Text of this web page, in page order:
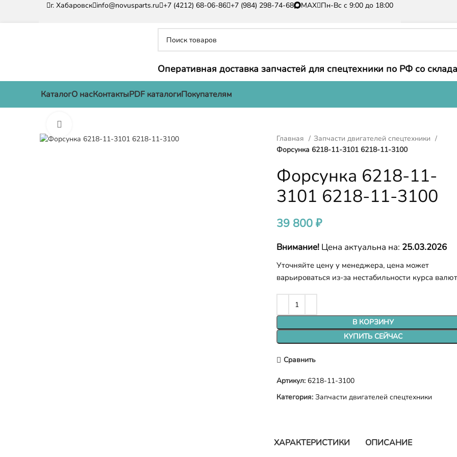
г. Хабаровск info@novusparts.ru +7 (4212) 68-06-86 +7 (984) 298-74-68 MAX Пн-Вс с 9:00 до 18:00
Оперативная доставка запчастей для спецтехники по РФ со
КаталогО насКонтактыPDF каталогиПокупателям
Главная
Запчасти двигателей спецтехники
Форсунка 6218-11-3101 6218-11-3100
Форсунка 6218-11-
3101 6218-11-3100
39 800₽
Внимание! Цена актуальна на: 25.03.2026
Уточняйте цену у менеджера, цена может
варьироваться из-за нестабильности курса
В КОРЗИНУ
КУПИТЬ СЕЙЧАС
Сравнить
Артикул: 6218-11-3100
Категория: Запчасти двигателей спецтехники
ХАРАКТЕРИСТИКИ ОПИСАНИЕ